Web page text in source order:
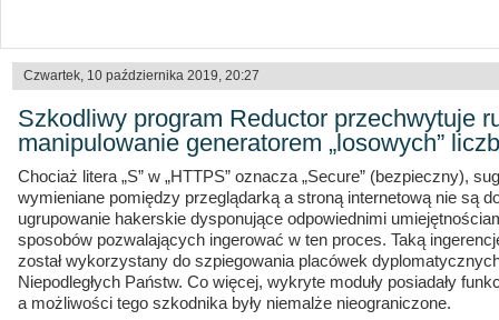
Czwartek, 10 października 2019, 20:27
Szkodliwy program Reductor przechwytuje
manipulowanie generatorem „losowych”
Chociaż litera „S” w „HTTPS” oznacza „Secure” (bezpieczny),
wymieniane pomiędzy przeglądarką a stroną internetową nie są
ugrupowanie hakerskie dysponujące odpowiednimi
sposobów pozwalających ingerować w ten proces. Taką
został wykorzystany do szpiegowania placówek
Niepodległych Państw. Co więcej, wykryte moduły posiadały
a możliwości tego szkodnika były niemalże nieograniczone.